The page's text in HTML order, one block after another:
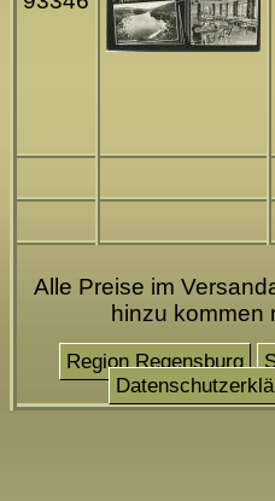
Alle Preise im
hinzu kommen
Region Regensburg